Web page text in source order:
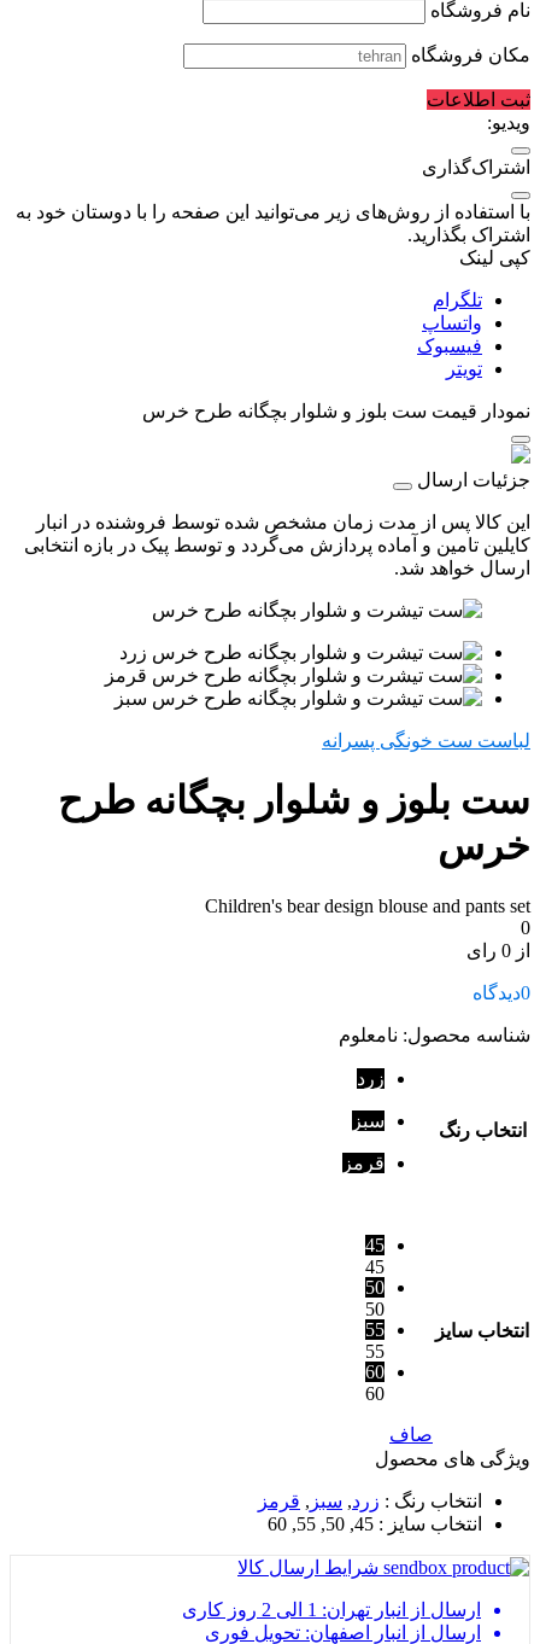
نام فروشگاه
مکان فروشگاه
ثبت اطلاعات
ویدیو:
اشتراک‌گذاری
با استفاده از روش‌های زیر می‌توانید این صفحه را با دوستان خود به
اشتراک بگذارید.
کپی لینک
تلگرام
واتساپ
فیسبوک
تویتر
نمودار قیمت ست بلوز و شلوار بچگانه طرح خرس
جزئیات ارسال
این کالا پس از مدت زمان مشخص شده توسط فروشنده در انبار
کایلین تامین و آماده پردازش می‌گردد و توسط پیک در بازه انتخابی
ارسال خواهد شد.
لباست ست خونگی پسرانه
ست بلوز و شلوار بچگانه طرح
خرس
Children's bear design blouse and pants set
0
از 0 رای
0دیدگاه
شناسه محصول: نامعلوم
انتخاب رنگ
زرد
سبز
قرمز
انتخاب سایز
45
45
50
50
55
55
60
60
صاف
ویژگی های محصول
انتخاب رنگ : زرد, سبز , قرمز
انتخاب سایز : 45, 50, 55, 60
شرایط ارسال کالا
ارسال از انبار تهران: 1 الی 2 روز کاری
ارسال از انبار اصفهان: تحویل فوری